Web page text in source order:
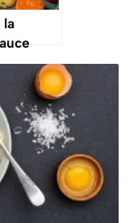
la
plat
parfait